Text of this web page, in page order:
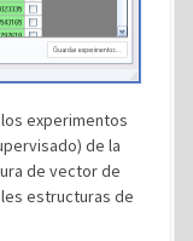
experimentos
de la
de vector de
estructuras de